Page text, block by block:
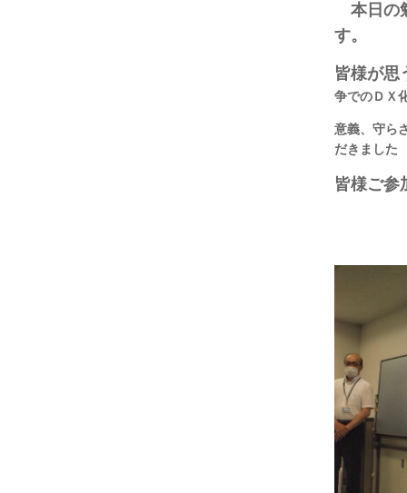
本日の
す。
皆様が思
争でのＤＸ
意義、 守ら
だきました
皆様ご参